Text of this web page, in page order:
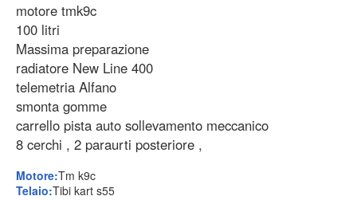
motore tmk9c
100 litri
Massima preparazione
radiatore New Line 400
telemetria Alfano
smonta gomme
carrello pista auto sollevamento meccanico
8 cerchi , 2 paraurti posteriore ,
Motore:Tm k9c
Telaio:Tibi kart s55